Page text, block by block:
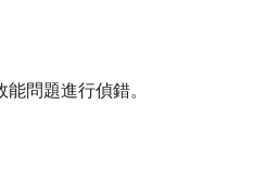
問題進行偵錯。